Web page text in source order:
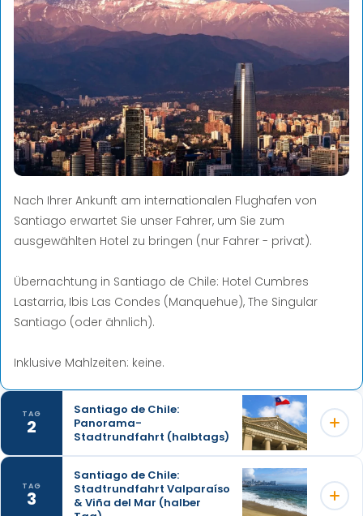
Nach Ihrer Ankunft am internationalen Flughafen von
Santiago erwartet Sie unser Fahrer, um Sie zum
ausgewählten Hotel zu bringen (nur Fahrer - privat).
Übernachtung in Santiago de Chile: Hotel Cumbres
Lastarria, Ibis Las Condes (Manquehue), The Singular
Santiago (oder ähnlich).
Inklusive Mahlzeiten: keine.
TAG
2
Santiago de Chile:
Panorama-
Stadtrundfahrt (halbtags)
Auf dieser Tour lernen Sie die wichtigsten
TAG
3
Santiago de Chile:
Stadtrundfahrt Valparaíso
& Viña del Mar (halber